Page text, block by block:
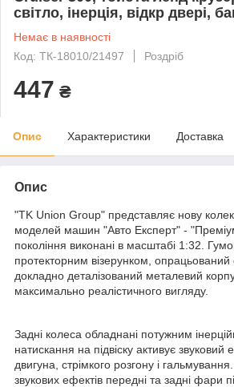
світло, інерція, відкр двері,
Немає в наявності
Код: ТК-18010/21497
Роздріб
447 ₴
Опис Характеристики Доставка
Опис
"TK Union Group" представляє нову
моделей машин "Авто Експерт" -
покоління виконані в масштабі 1:32.
протекторним візерунком, опрацьований
докладно деталізований металевий
максимально реалістичного вигляду.
Задні колеса обладнані потужним
натискання на підвіску активує
двигуна, стрімкого розгону і
звукових ефектів передні та задні фари